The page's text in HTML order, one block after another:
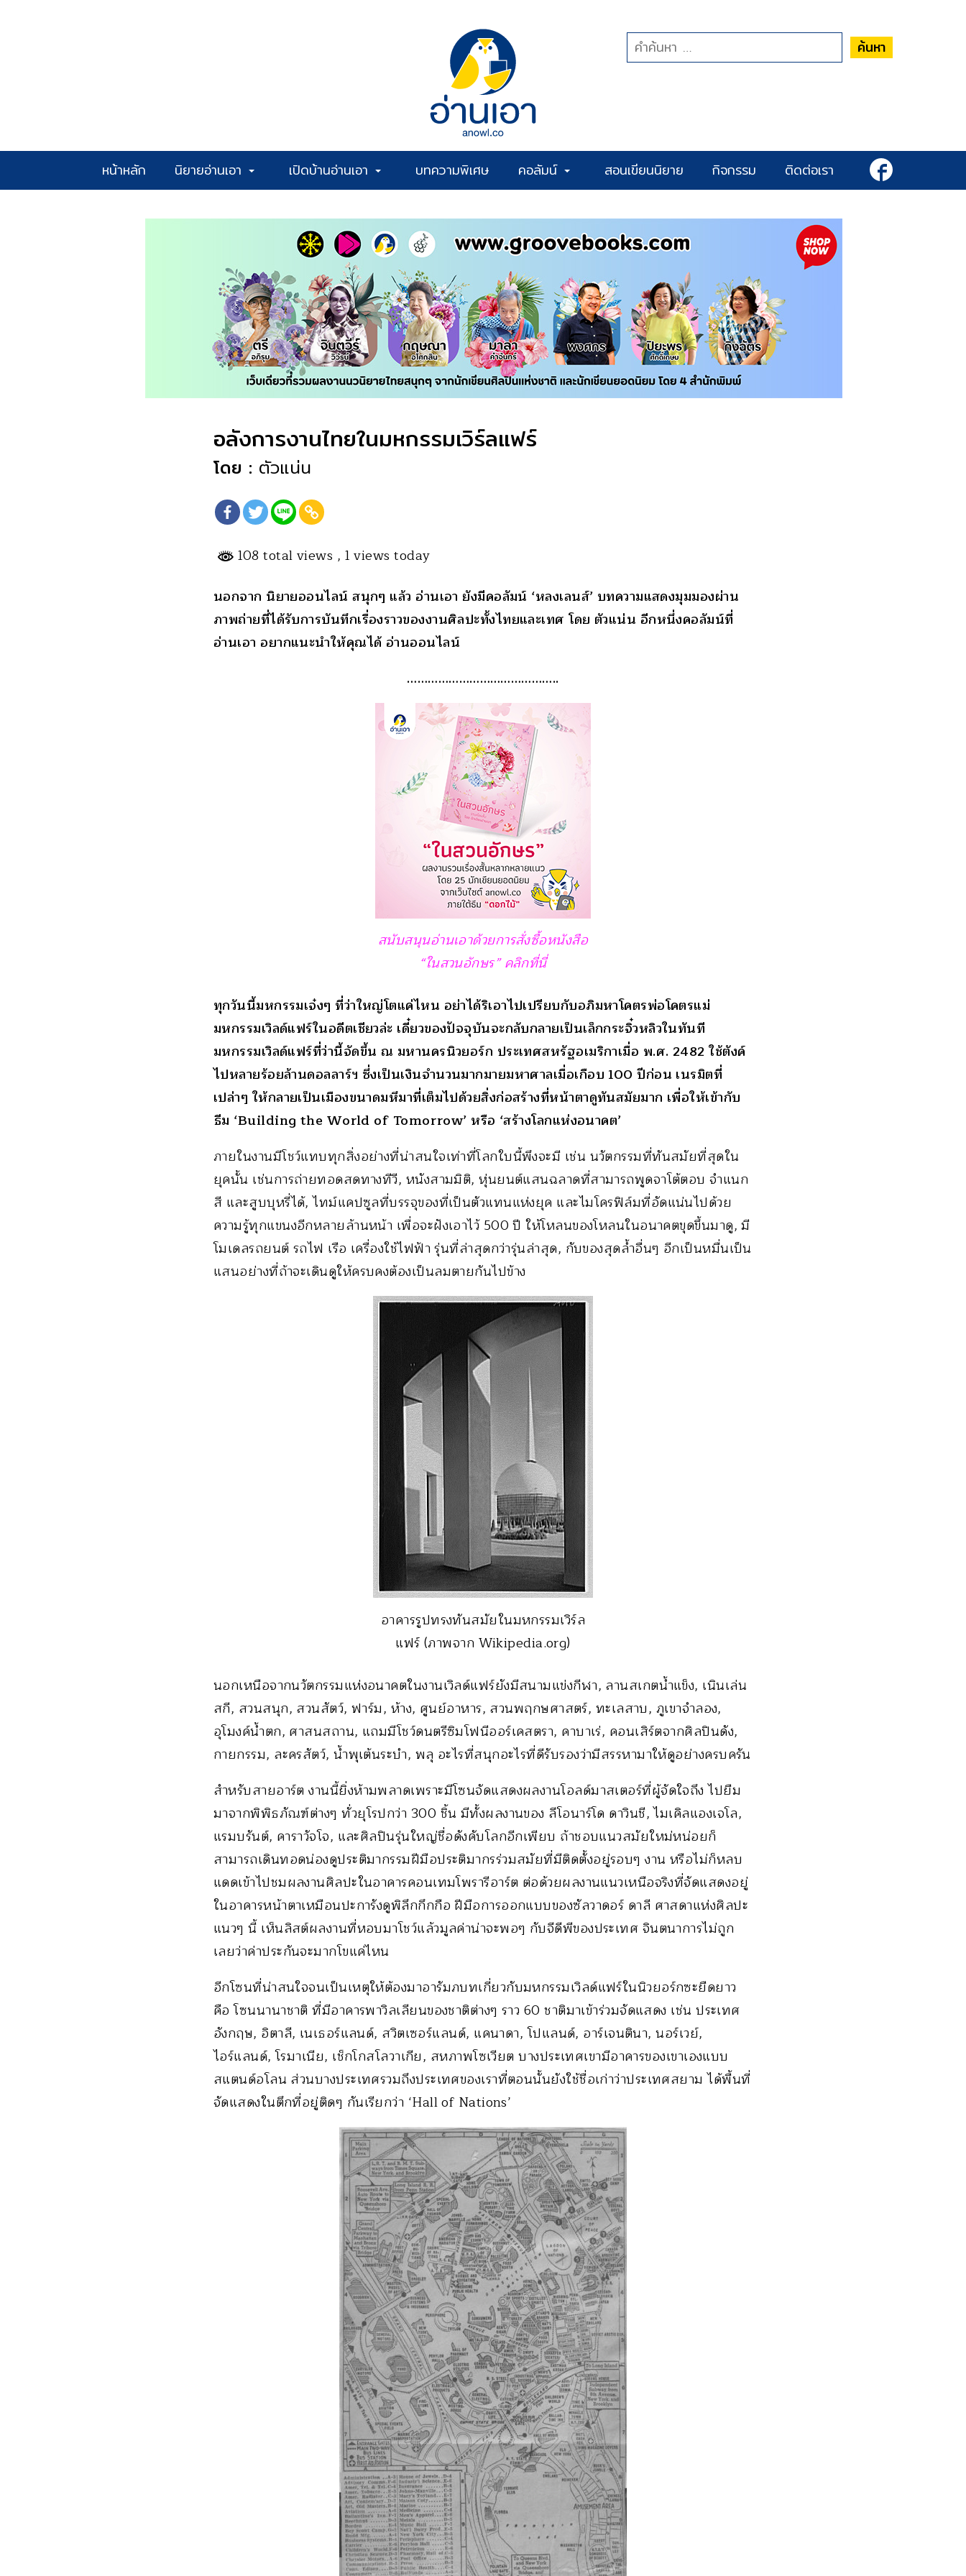
ค้นหา
หน้าหลัก นิยายอ่านเอา เปิดบ้านอ่านเอา บทความพิเศษ คอลัมน์ สอนเขียนนิยาย กิจกรรม ติดต่อเรา
อลังการงานไทยในมหกรรมเวิร์ลแฟร์
โดย : ตัวแน่น
108 total views , 1 views today
นอกจาก นิยายออนไลน์ สนุกๆ แล้ว อ่านเอา ยังมีคอลัมน์ ‘หลงเลนส์’ บทความแสดงมุมมองผ่าน
ภาพถ่ายที่ได้รับการบันทึกเรื่องราวของงานศิลปะทั้งไทยและเทศ โดย ตัวแน่น อีกหนึ่งคอลัมน์ที่
อ่านเอา อยากแนะนำให้คุณได้ อ่านออนไลน์
……………………………………..
สนับสนุนอ่านเอาด้วยการสั่งซื้อหนังสือ
“ในสวนอักษร” คลิกที่นี่
ทุกวันนี้มหกรรมเจ๋งๆ ที่ว่าใหญ่โตแค่ไหน อย่าได้ริเอาไปเปรียบกับอภิมหาโคตรพ่อโคตรแม่
มหกรรมเวิลด์แฟร์ในอดีตเชียวล่ะ เดี๋ยวของปัจจุบันจะกลับกลายเป็นเล็กกระจิ๋วหลิวในทันที
มหกรรมเวิลด์แฟร์ที่ว่านี้จัดขึ้น ณ มหานครนิวยอร์ก ประเทศสหรัฐอเมริกาเมื่อ พ.ศ. 2482 ใช้ตังค์
ไปหลายร้อยล้านดอลลาร์ฯ ซึ่งเป็นเงินจำนวนมากมายมหาศาลเมื่อเกือบ 100 ปีก่อน เนรมิตที่
เปล่าๆ ให้กลายเป็นเมืองขนาดมหึมาที่เต็มไปด้วยสิ่งก่อสร้างที่หน้าตาดูทันสมัยมาก เพื่อให้เข้ากับ
ธีม ‘Building the World of Tomorrow’ หรือ ‘สร้างโลกแห่งอนาคต’
ภายในงานมีโชว์แทบทุกสิ่งอย่างที่น่าสนใจเท่าที่โลกใบนี้พึงจะมี เช่น นวัตกรรมที่ทันสมัยที่สุดใน
ยุคนั้น เช่นการถ่ายทอดสดทางทีวี, หนังสามมิติ, หุ่นยนต์แสนฉลาดที่สามารถพูดจาโต้ตอบ จำแนก
สี และสูบบุหรี่ได้, ไทม์แคปซูลที่บรรจุของที่เป็นตัวแทนแห่งยุค และไมโครฟิล์มที่อัดแน่นไปด้วย
ความรู้ทุกแขนงอีกหลายล้านหน้า เพื่อจะฝังเอาไว้ 500 ปี ให้โหลนของโหลนในอนาคตขุดขึ้นมาดู, มี
โมเดลรถยนต์ รถไฟ เรือ เครื่องใช้ไฟฟ้า รุ่นที่ล่าสุดกว่ารุ่นล่าสุด, กับของสุดล้ำอื่นๆ อีกเป็นหมื่นเป็น
แสนอย่างที่ถ้าจะเดินดูให้ครบคงต้องเป็นลมตายกันไปข้าง
อาคารรูปทรงทันสมัยในมหกรรมเวิร์ล
แฟร์ (ภาพจาก Wikipedia.org)
นอกเหนือจากนวัตกรรมแห่งอนาคตในงานเวิลด์แฟร์ยังมีสนามแข่งกีฬา, ลานสเกตน้ำแข็ง, เนินเล่น
สกี, สวนสนุก, สวนสัตว์, ฟาร์ม, ห้าง, ศูนย์อาหาร, สวนพฤกษศาสตร์, ทะเลสาบ, ภูเขาจำลอง,
อุโมงค์น้ำตก, ศาสนสถาน, แถมมีโชว์ดนตรีซิมโฟนีออร์เคสตรา, คาบาเร่, คอนเสิร์ตจากศิลปินดัง,
กายกรรม, ละครสัตว์, น้ำพุเต้นระบำ, พลุ อะไรที่สนุกอะไรที่ดีรับรองว่ามีสรรหามาให้ดูอย่างครบครัน
สำหรับสายอาร์ต งานนี้ยิ่งห้ามพลาดเพราะมีโซนจัดแสดงผลงานโอลด์มาสเตอร์ที่ผู้จัดใจถึง ไปยืม
มาจากพิพิธภัณฑ์ต่างๆ ทั่วยุโรปกว่า 300 ชิ้น มีทั้งผลงานของ ลีโอนาร์โด ดาวินชี, ไมเคิลแองเจโล,
แรมบรันต์, คาราวัจโจ, และศิลปินรุ่นใหญ่ชื่อดังคับโลกอีกเพียบ ถ้าชอบแนวสมัยใหม่หน่อยก็
สามารถเดินทอดน่องดูประติมากรรมฝีมือประติมากรร่วมสมัยที่มีติดตั้งอยู่รอบๆ งาน หรือไม่ก็หลบ
แดดเข้าไปชมผลงานศิลปะในอาคารคอนเทมโพรารีอาร์ต ต่อด้วยผลงานแนวเหนือจริงที่จัดแสดงอยู่
ในอาคารหน้าตาเหมือนปะการังดูพิลึกกึกกือ ฝีมือการออกแบบของซัลวาดอร์ ดาลี ศาสดาแห่งศิลปะ
แนวๆ นี้ เห็นลิสต์ผลงานที่หอบมาโชว์แล้วมูลค่าน่าจะพอๆ กับจีดีพีของประเทศ จินตนาการไม่ถูก
เลยว่าค่าประกันจะมากโขแค่ไหน
อีกโซนที่น่าสนใจจนเป็นเหตุให้ต้องมาอารัมภบทเกี่ยวกับมหกรรมเวิลด์แฟร์ในนิวยอร์กซะยืดยาว
คือ โซนนานาชาติ ที่มีอาคารพาวิลเลียนของชาติต่างๆ ราว 60 ชาติมาเข้าร่วมจัดแสดง เช่น ประเทศ
อังกฤษ, อิตาลี, เนเธอร์แลนด์, สวิตเซอร์แลนด์, แคนาดา, โปแลนด์, อาร์เจนตินา, นอร์เวย์,
ไอร์แลนด์, โรมาเนีย, เช็กโกสโลวาเกีย, สหภาพโซเวียต บางประเทศเขามีอาคารของเขาเองแบบ
สแตนด์อโลน ส่วนบางประเทศรวมถึงประเทศของเราที่ตอนนั้นยังใช้ชื่อเก่าว่าประเทศสยาม ได้พื้นที่
จัดแสดงในตึกที่อยู่ติดๆ กันเรียกว่า ‘Hall of Nations’